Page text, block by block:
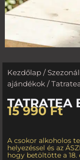
Kezdőlap /
ajándékok /
TATRATEA
15 990Ft
A csokor alkoholos
helyezéssel és az
hogy betöltötte a 18.